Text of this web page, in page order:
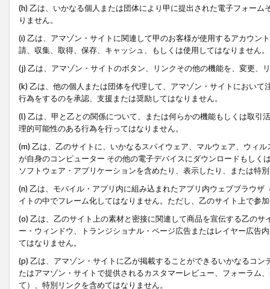
(h) 乙は、いかなる個人または団体により甲に提出された電子フォー
りません。
(i) 乙は、アマゾン・サイトに関連して甲のお客様が使用するアカウン
請、収集、取得、保存、キャッシュ、もしくは使用してはなりません。
(j) 乙は、アマゾン・サイトのボタン、リンクその他の機能を、変更、
(k) 乙は、他の個人または団体を代理して、アマゾン・サイトにおい
行為をするのを承認、支援または奨励してはなりません。
(l) 乙は、甲と乙との関係について、または何らかの機能もしくは取
理的可能性のある行為を行ってはなりません。
(m) 乙は、乙のサイトに、いかなるスパイウェア、マルウェア、ウィ
が自身のコンピューター その他の電子デバイスにダウンロードもし
ソフトウェア・アプリケーションを含めたり、表示したり、または特
(n) 乙は、モバイル・アプリ内に組み込まれたアプリ内ウェブブラウ
イトの中でフレーム化してはなりません。ただし、乙のサイト上で参
(o) 乙は、乙のサイト上の素材と密接に関連して商品を宣伝する乙の
ー・ウィンドウ、トランジショナル・ページ広告またはレイヤー広告
てはなりません。
(p) 乙は、アマゾン・サイトに乙が掲載することができるいかなるコ
たはアマゾン・サイトで提供されるカスタマーレビュー、フォーラム
て）、特別リンクを含めてはなりません。